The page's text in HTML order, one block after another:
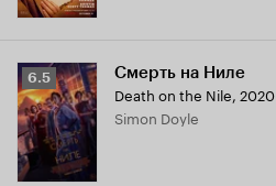
Рейтинг
Кинопоиска
6.5
6.5 Смерть на Ниле
Death on the Nile, 2020
Simon Doyle